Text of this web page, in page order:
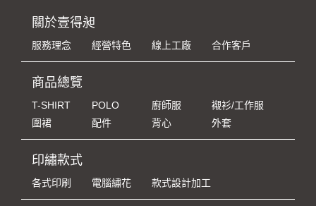
關於壹得昶
服務理念 經營特色 線上工廠 合作客戶
商品總覽
T-SHIRT POLO 廚師服
襯衫/工作服
圍裙
配件 背心 外套
印繡款式
各式印刷 電腦繡花 款式設計加工